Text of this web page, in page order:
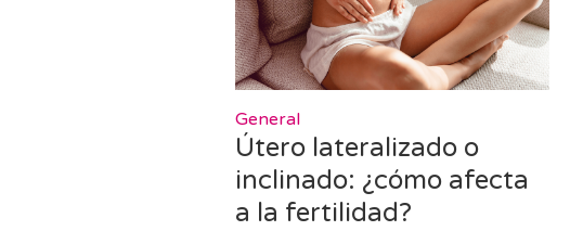
General
Útero lateralizado o
inclinado: ¿cómo afecta
a la fertilidad?